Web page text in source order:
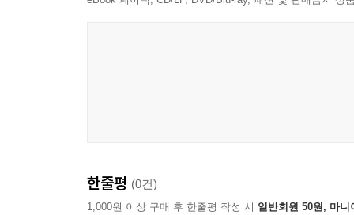
한줄평 (0건)
1,000원 이상 구매 후 한줄평 작성 시 일반회원 50원, 마니